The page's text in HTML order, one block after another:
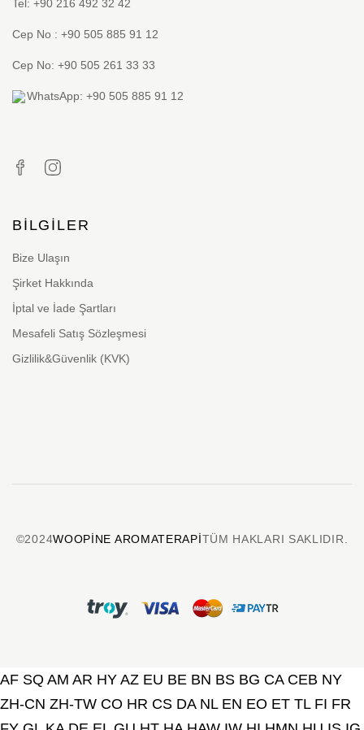
Tel: +90 216 492 32 42
Cep No : +90 505 885 91 12
Cep No: +90 505 261 33 33
WhatsApp: +90 505 885 91 12
BILGILER
Bize Ulaşın
Şirket Hakkında
İptal ve İade Şartları
Mesafeli Satış Sözleşmesi
Gizlilik&Güvenlik (KVK)
©2024WOOPINE AROMATERAPITÜM HAKLARI SAKLIDIR.
AF SQ AM AR HY AZ EU BE BN BS BG CA CEB NY
ZH-CN ZH-TW CO HR CS DA NL EN EO ET TL FI FR